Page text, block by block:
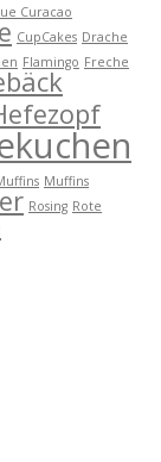
Curacao
CupCakes Drache
Flamingo Freche
Muffins
Rosing Rote